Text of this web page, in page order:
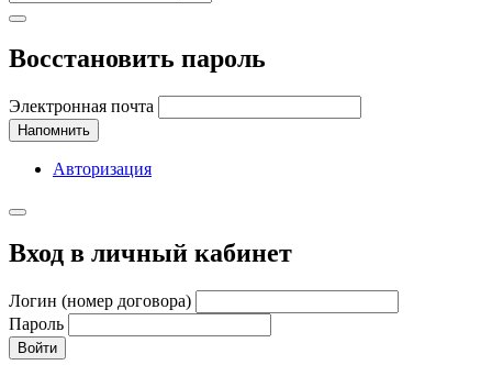
Восстановить пароль
Электронная почта
Напомнить
Авторизация
Вход в личный кабинет
Логин (номер договора)
Пароль
Войти